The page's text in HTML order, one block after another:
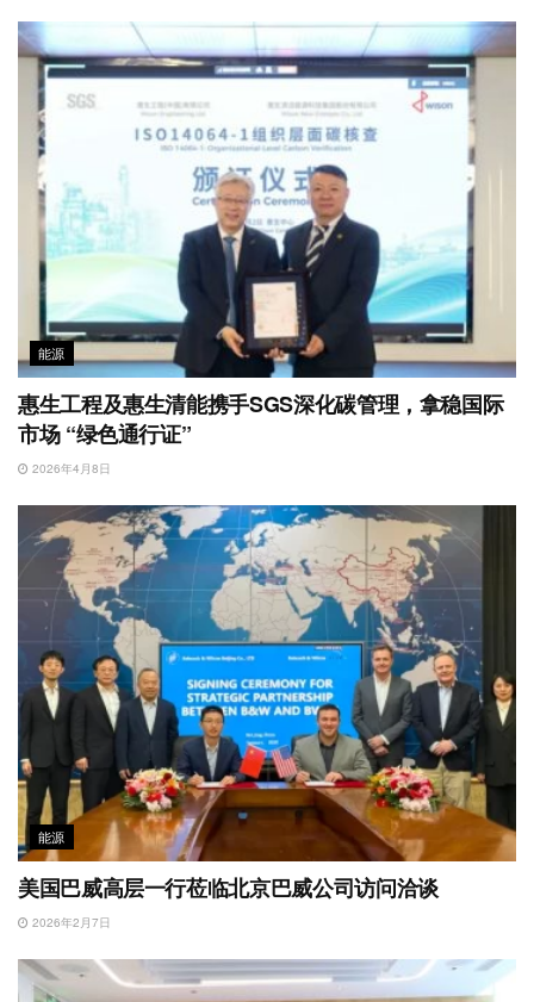
能源
惠生工程及惠生清能携手SGS深化碳管理，拿稳国际
市场 “绿色通行证”
2026年4月8日
能源
美国巴威高层一行莅临北京巴威公司访问洽谈
2026年2月7日